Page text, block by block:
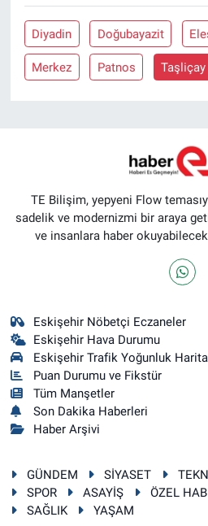
Diyadin Doğubayazit
Merkez Patnos Taşliçay
TE Bilişim, yepyeni Flow
sadelik ve modernizmi bir araya
ve insanlara haber
Eskişehir Nöbetçi Eczaneler
Eskişehir Hava Durumu
Eskişehir Trafik Yoğunluk
Puan Durumu ve Fikstür
Tüm Manşetler
Son Dakika Haberleri
Haber Arşivi
GÜNDEM SİYASET
SPOR
ASAYİŞ ÖZEL
SAĞLIK
YAŞAM